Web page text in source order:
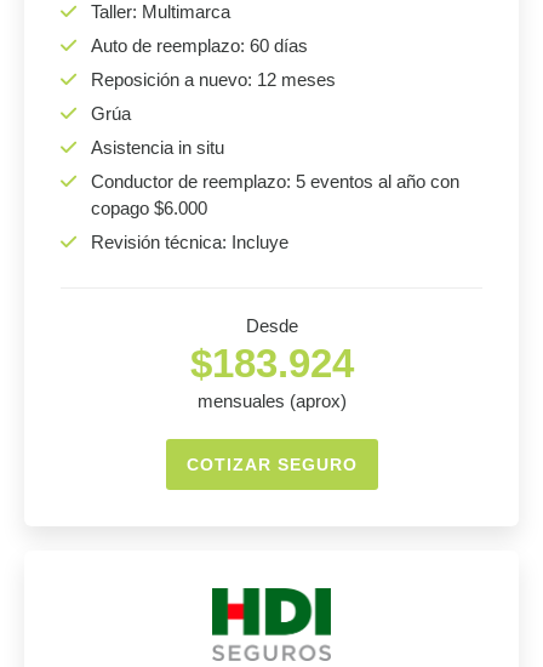
Taller: Multimarca
Auto de reemplazo: 60 días
Reposición a nuevo: 12 meses
Grúa
Asistencia in situ
Conductor de reemplazo: 5 eventos al año con
copago $6.000
Revisión técnica: Incluye
Desde
$183.924
mensuales (aprox)
COTIZAR SEGURO